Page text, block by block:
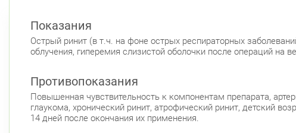
Показания
Острый ринит (в т.ч. на фоне острых респираторных
облучения, гиперемия слизистой оболочки после операций на
Противопоказания
Повышенная чувствительность к компонентам препарата,
глаукома, хронический ринит, атрофический ринит, детский
14 дней после окончания их применения.